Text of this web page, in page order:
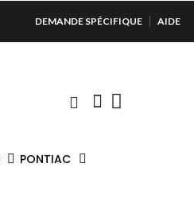
DEMANDE SPÉCIFIQUE AIDE
PONTIAC